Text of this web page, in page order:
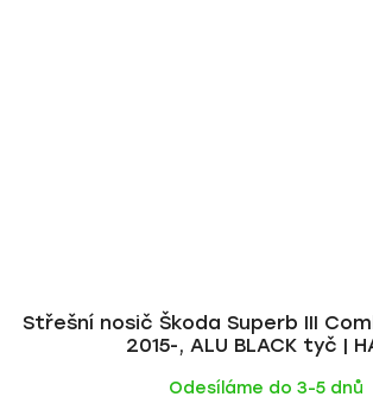
Střešní nosič Škoda Superb III
2015-, ALU BLACK tyč |
Odesíláme do 3-5 dnů